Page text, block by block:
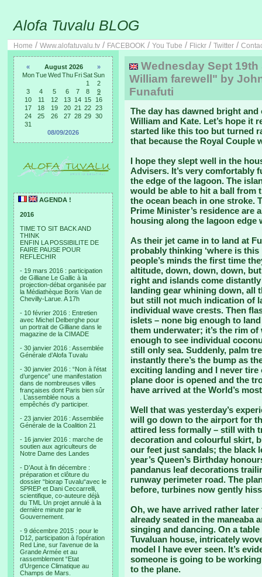
Alofa Tuvalu BLOG
Home / Www.alofatuvalu.tv / FACEBOOK / You Tube / Flickr / Twitter /
« August 2026
»
Mon Tue Wed Thu Fri Sat Sun
1
2
3
4 5 6 7 8
9
10
11 12 13 14 15
16
17
18 19 20 21 22
23
24
25 26 27 28 29
30
31
08/09/2026
AGENDA !
2016
TIME TO SIT BACK AND
THINK
ENFIN LA POSSIBILITE DE
FAIRE PAUSE POUR
REFLECHIR
- 19 mars 2016 : participation
de Gilliane Le Gallic à la
projection-débat organisée par
la Médiathèque Boris Vian de
Chevilly-Larue. A 17h
- 10 février 2016 : Entretien
avec Michel Delberghe pour
un portrait de Gilliane dans le
magazine de la CIMADE
- 30 janvier 2016 : Assemblée
Générale d’Alofa Tuvalu
- 30 janvier 2016 : “Non à l’état
d’urgence” une manifestation
dans de nombreuses villes
françaises dont Paris bien sûr
. L’assemblée nous a
empêchés d’y participer.
- 23 janvier 2016 : Assemblée
Générale de la Coalition 21
- 16 janvier 2016 : marche de
soutien aux agriculteurs de
Notre Dame des Landes
- D’Aout à fin décembre :
préparation et clôture du
dossier “biorap Tuvalu“avec le
SPREP et Dani Ceccarrelli,
scientifique, co-auteure déjà
du TML Un projet annulé à la
dernière minute par le
Gouvernement.
- 9 décembre 2015 : pour le
D12, participation à l’opération
Red Line, sur l’avenue de la
Grande Armée et au
rassemblement “Etat
d’Urgence Climatique au
Champs de Mars.
Wednesday Sept
William farewell" by
Funafuti
The day has dawned bright
William and Kate. Let’s hope it
started like this too but turned
that because the Royal Couple
I hope they slept well in the
Advisers. It’s very comfortably
the edge of the lagoon. The
would be able to hit a ball from
the ocean beach in one stroke.
Prime Minister’s residence
housing along the lagoon
As their jet came in to land at
probably thinking ‘where is
people’s minds the first time
altitude, down, down, down,
right and islands come
landing gear whining down, all
but still not much indication of
individual wave crests. Then
islets – none big enough to
them underwater; it’s the rim
enough to see individual
still only sea. Suddenly, palm
instantly there’s the bump as
exciting landing and I never tire
plane door is opened and the
have arrived at the World’s
Well that was yesterday’s
will go down to the airport for
attired less formally – still with
decoration and colourful skirt,
our feet just sandals; the black
year’s Queen’s Birthday
pandanus leaf decorations
runway perimeter road. The
before, turbines now gently
Oh, we have arrived rather
already seated in the maneaba
singing and dancing. On a
Tuvaluan house, intricately
model I have ever seen. It’s
someone is going to be
to the plane.